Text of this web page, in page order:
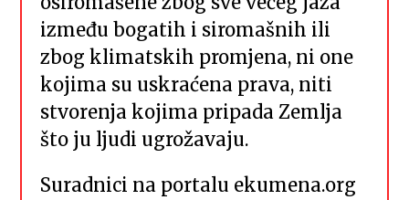
između bogatih i siromašnih ili
zbog klimatskih promjena, ni one
kojima su uskraćena prava, niti
stvorenja kojima pripada Zemlja
što ju ljudi ugrožavaju.
Suradnici na portalu ekumena.org